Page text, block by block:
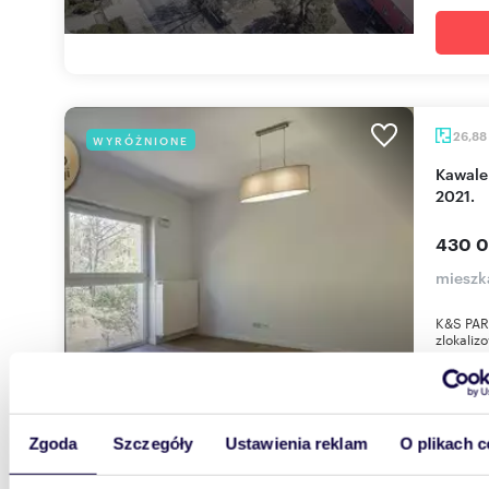
Zgoda Szczegóły Ustawienia reklam O plikach
WYRÓŻNIONE 26,88
Kawalerka z widokiem na las, nowoczesne osiedle
2021.
430
K&S